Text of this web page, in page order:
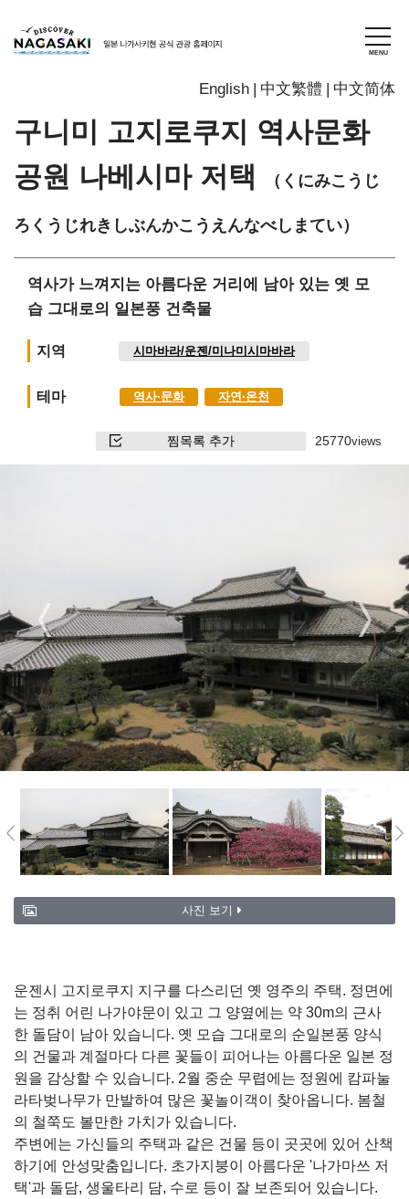
English 中文繁體 中文简体
구니미 고지로쿠지 역사문화
공원 나베시마 저택
（くにみこうじ
ろくうじれきしぶんかこうえんなべしまてい）
역사가 느껴지는 아름다운 거리에 남아 있는 옛 모
습 그대로의 일본풍 건축물
지역 시마바라/운젠/미나미시마바라
테마 역사∙문화 자연∙온천
찜목록 추가 25770views
사진 보기
운젠시 고지로쿠지 지구를 다스리던 옛 영주의 주택. 정면에
는 정취 어린 나가야문이 있고 그 양옆에는 약 30m의 근사
한 돌담이 남아 있습니다. 옛 모습 그대로의 순일본풍 양식
의 건물과 계절마다 다른 꽃들이 피어나는 아름다운 일본 정
원을 감상할 수 있습니다. 2월 중순 무렵에는 정원에 캄파눌
라타벚나무가 만발하여 많은 꽃놀이객이 찾아옵니다. 봄철
의 철쭉도 볼만한 가치가 있습니다.
주변에는 가신들의 주택과 같은 건물 등이 곳곳에 있어 산책
하기에 안성맞춤입니다. 초가지붕이 아름다운 '나가마쓰 저
택'과 돌담, 생울타리 담, 수로 등이 잘 보존되어 있습니다.